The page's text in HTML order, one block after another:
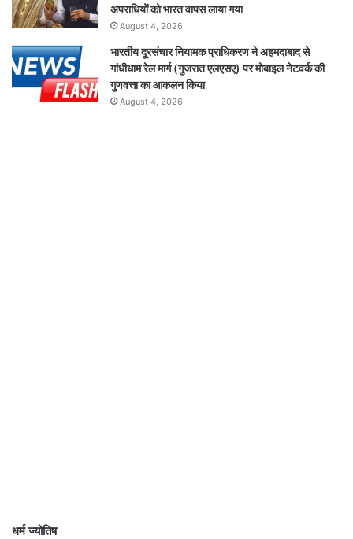
अपराधियों को भारत वापस लाया गया
August 4, 2026
भारतीय दूरसंचार नियामक प्राधिकरण ने अहमदाबाद से
गांधीधाम रेल मार्ग (गुजरात एलएसए) पर मोबाइल नेटवर्क की
गुणवत्ता का आकलन किया
August 4, 2026
धर्म ज्योतिष